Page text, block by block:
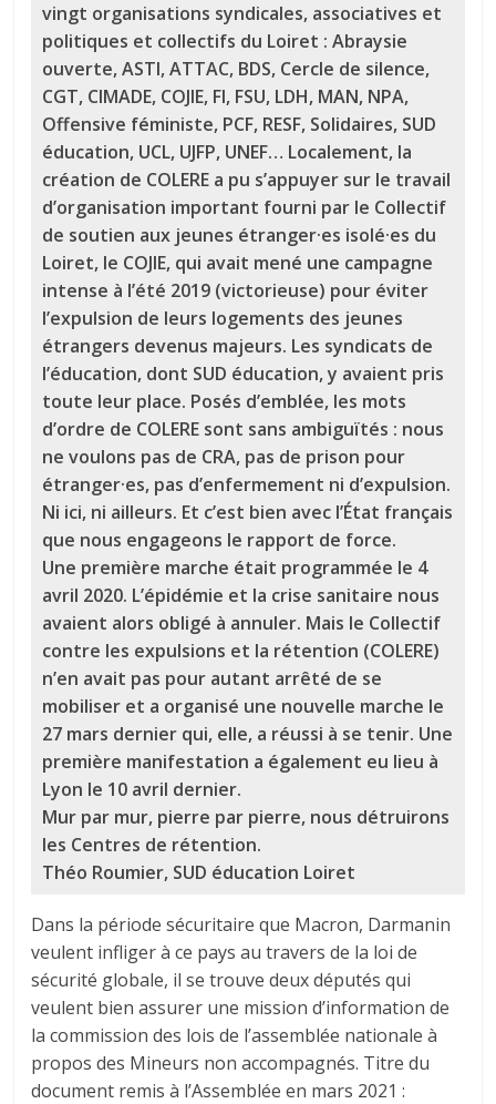
vingt organisations syndicales, associatives et
politiques et collectifs du Loiret : Abraysie
ouverte, ASTI, ATTAC, BDS, Cercle de silence,
CGT, CIMADE, COJIE, FI, FSU, LDH, MAN, NPA,
Offensive féministe, PCF, RESF, Solidaires, SUD
éducation, UCL, UJFP, UNEF… Localement, la
création de COLERE a pu s’appuyer sur le travail
d’organisation important fourni par le Collectif
de soutien aux jeunes étranger·es isolé·es du
Loiret, le COJIE, qui avait mené une campagne
intense à l’été 2019 (victorieuse) pour éviter
l’expulsion de leurs logements des jeunes
étrangers devenus majeurs. Les syndicats de
l’éducation, dont SUD éducation, y avaient pris
toute leur place. Posés d’emblée, les mots
d’ordre de COLERE sont sans ambiguïtés : nous
ne voulons pas de CRA, pas de prison pour
étranger·es, pas d’enfermement ni d’expulsion.
Ni ici, ni ailleurs. Et c’est bien avec l’État français
que nous engageons le rapport de force.
Une première marche était programmée le 4
avril 2020. L’épidémie et la crise sanitaire nous
avaient alors obligé à annuler. Mais le Collectif
contre les expulsions et la rétention (COLERE)
n’en avait pas pour autant arrêté de se
mobiliser et a organisé une nouvelle marche le
27 mars dernier qui, elle, a réussi à se tenir. Une
première manifestation a également eu lieu à
Lyon le 10 avril dernier.
Mur par mur, pierre par pierre, nous détruirons
les Centres de rétention.
Théo Roumier, SUD éducation Loiret
Dans la période sécuritaire que Macron, Darmanin
veulent infliger à ce pays au travers de la loi de
sécurité globale, il se trouve deux députés qui
veulent bien assurer une mission d’information de
la commission des lois de l’assemblée nationale à
propos des Mineurs non accompagnés. Titre du
document remis à l’Assemblée en mars 2021 :